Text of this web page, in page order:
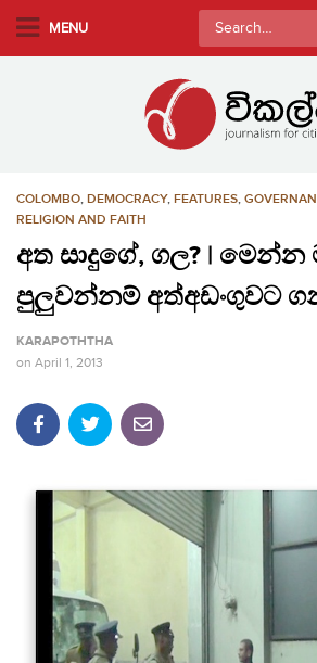
MENU
Search
for:
COLOMBO, DEMOCRACY, FEATURES,
RELIGION AND FAITH
අත සාදුගේ, ගල? | මෙන්න
පුලුවන්නම් අත්අඩංගුවට
KARAPOTHTHA
on April 1, 2013